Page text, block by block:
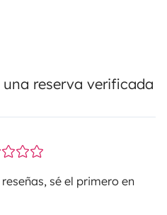
una reserva verificada
sé el primero en